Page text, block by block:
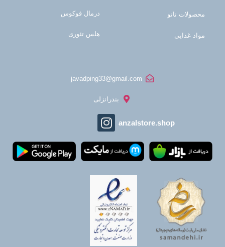
محصولات نانو
مواد غذایی
درمال فوکوس
هلس تئوری
javadping33@gmail.com
بندرانزلی
anzalstore.shop